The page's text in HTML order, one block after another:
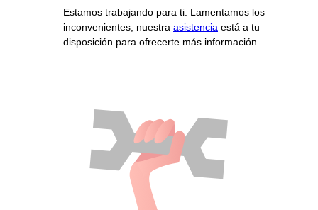
Estamos trabajando para ti. Lamentamos los
inconvenientes, nuestra asistencia está a tu
disposición para ofrecerte más información